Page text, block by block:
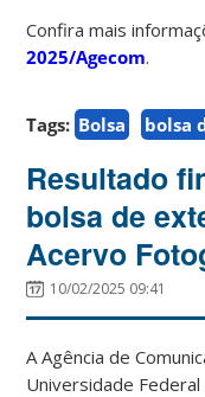
Confira mais
2025/Agecom.
Tags: Bolsa bolsa
Resultado
bolsa de
Acervo
10/02/2025 09:41
A Agência de
Universidade Federal